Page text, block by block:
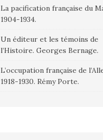
La pacification française du
1904-1934.
Un éditeur et les témoins de
l’Histoire. Georges Bernage.
L’occupation française de
1918-1930. Rémy Porte.